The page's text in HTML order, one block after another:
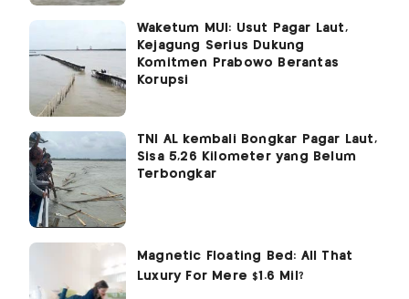
Waketum MUI: Usut Pagar Laut,
Kejagung Serius Dukung
Komitmen Prabowo Berantas
Korupsi
TNI AL kembali Bongkar Pagar Laut,
Sisa 5,26 Kilometer yang Belum
Terbongkar